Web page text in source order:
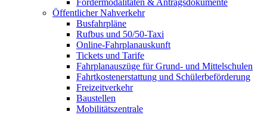
Fördermodalitäten & Antragsdokumente
Öffentlicher Nahverkehr
Busfahrpläne
Rufbus und 50/50-Taxi
Online-Fahrplanauskunft
Tickets und Tarife
Fahrplanauszüge für Grund- und Mittelschulen
Fahrtkostenerstattung und Schülerbeförderung
Freizeitverkehr
Baustellen
Mobilitätszentrale